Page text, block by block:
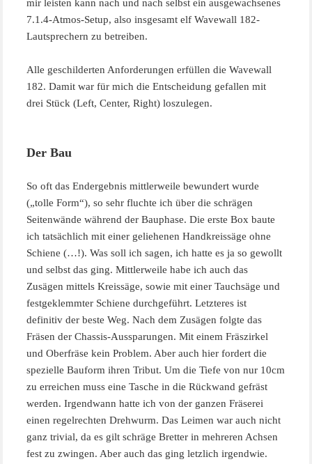
mir leisten kann nach und nach selbst ein ausgewachsenes
7.1.4-Atmos-Setup, also insgesamt elf Wavewall 182-
Lautsprechern zu betreiben.
Alle geschilderten Anforderungen erfüllen die Wavewall
182. Damit war für mich die Entscheidung gefallen mit
drei Stück (Left, Center, Right) loszulegen.
Der Bau
So oft das Endergebnis mittlerweile bewundert wurde
(„tolle Form“), so sehr fluchte ich über die schrägen
Seitenwände während der Bauphase. Die erste Box baute
ich tatsächlich mit einer geliehenen Handkreissäge ohne
Schiene (…!). Was soll ich sagen, ich hatte es ja so gewollt
und selbst das ging. Mittlerweile habe ich auch das
Zusägen mittels Kreissäge, sowie mit einer Tauchsäge und
festgeklemmter Schiene durchgeführt. Letzteres ist
definitiv der beste Weg. Nach dem Zusägen folgte das
Fräsen der Chassis-Aussparungen. Mit einem Fräszirkel
und Oberfräse kein Problem. Aber auch hier fordert die
spezielle Bauform ihren Tribut. Um die Tiefe von nur 10cm
zu erreichen muss eine Tasche in die Rückwand gefräst
werden. Irgendwann hatte ich von der ganzen Fräserei
einen regelrechten Drehwurm. Das Leimen war auch nicht
ganz trivial, da es gilt schräge Bretter in mehreren Achsen
fest zu zwingen. Aber auch das ging letzlich irgendwie.